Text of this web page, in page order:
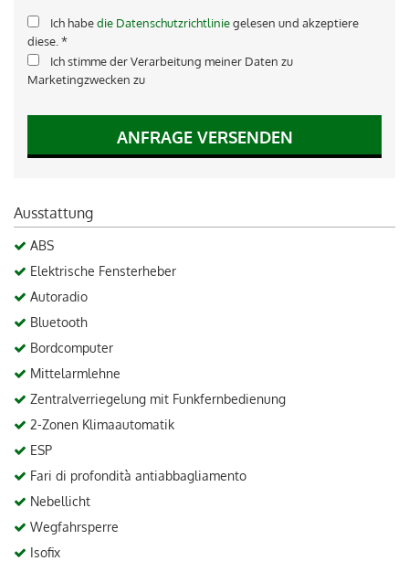
Ich habedie Datenschutzrichtliniegelesen und akzeptiere
diese. *
Ich stimme der Verarbeitung meiner Daten zu
Marketingzwecken zu
ANFRAGE VERSENDEN
Ausstattung
ABS
Elektrische Fensterheber
Autoradio
Bluetooth
Bordcomputer
Mittelarmlehne
Zentralverriegelung mit Funkfernbedienung
2-Zonen Klimaautomatik
ESP
Fari di profondità antiabbagliamento
Nebellicht
Wegfahrsperre
Isofix